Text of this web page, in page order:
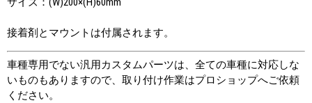
接着剤とマウントは付属されます。
車種専用でない汎用カスタムパーツは、全ての車種に対応しな
いものもありますので、取り付け作業はプロショップへご依頼
ください。